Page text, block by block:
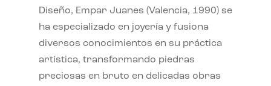
Diseño, Empar Juanes (Valencia, 1990) se
ha especializado en joyería y fusiona
diversos conocimientos en su práctica
artística, transformando piedras
preciosas en bruto en delicadas obras